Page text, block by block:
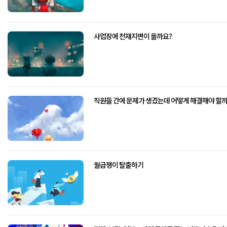
사업장에 천재지변이 올까요?
직원들 간에 문제가 생겼는데 어떻게 해결해야 할
월급쟁이 탈출하기